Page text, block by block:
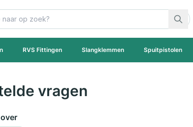
RVS Fittingen Slangklemmen Spuitpistolen
vragen